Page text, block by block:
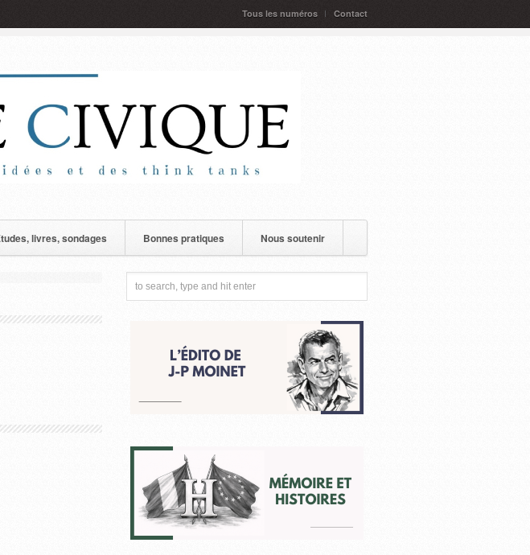
Tous les numéros Contact
livres, sondages Bonnes pratiques Nous soutenir